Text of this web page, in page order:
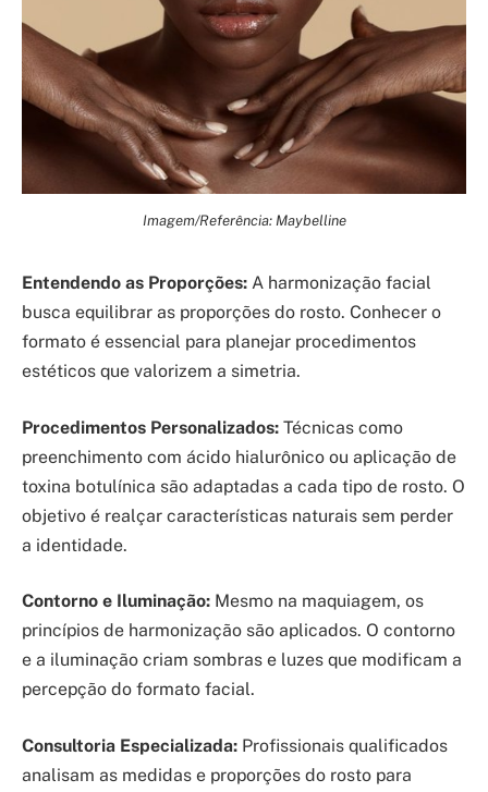
Imagem/Referência: Maybelline
Entendendo as Proporções: A harmonização facial
busca equilibrar as proporções do rosto. Conhecer o
formato é essencial para planejar procedimentos
estéticos que valorizem a simetria.
Procedimentos Personalizados: Técnicas como
preenchimento com ácido hialurônico ou aplicação de
toxina botulínica são adaptadas a cada tipo de rosto. O
objetivo é realçar características naturais sem perder
a identidade.
Contorno e Iluminação: Mesmo na maquiagem, os
princípios de harmonização são aplicados. O contorno
e a iluminação criam sombras e luzes que modificam a
percepção do formato facial.
Consultoria Especializada: Profissionais qualificados
analisam as medidas e proporções do rosto para